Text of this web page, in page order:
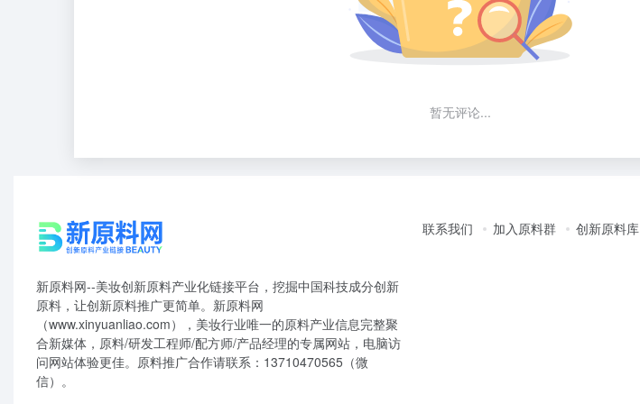
暂无评论...
新原料网--美妆创新原料产业化链接平台，挖掘中国科技成分创新
原料，让创新原料推广更简单。新原料网
（www.xinyuanliao.com），美妆行业唯一的原料产业信息完整聚
合新媒体，原料/研发工程师/配方师/产品经理的专属网站，电脑访
问网站体验更佳。原料推广合作请联系：13710470565（微
信）。
联系我们 加入原料群 创新原料库